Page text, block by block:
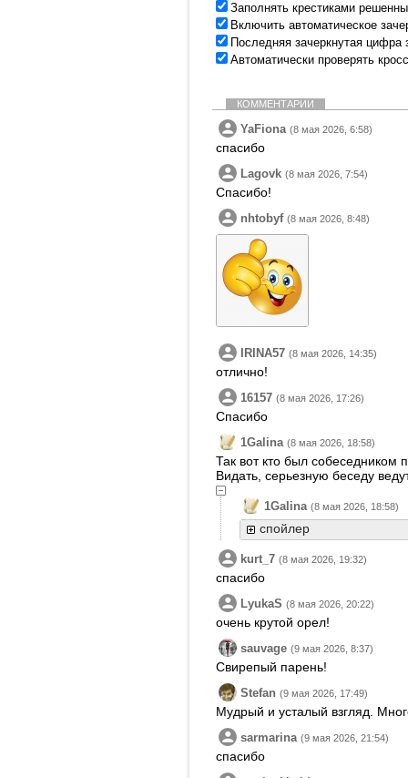
Заполнять крестиками
Включить автоматическое
Последняя зачеркнутая цифра
Автоматически проверять
КОММЕНТАРИИ
YaFiona (8 мая 2026, 6:58)
спасибо
Lagovk (8 мая 2026, 7:54)
Спасибо!
nhtobyf (8 мая 2026, 8:48)
IRINA57 (8 мая 2026, 14:35)
отлично!
16157 (8 мая 2026, 17:26)
Спасибо
1Galina (8 мая 2026, 18:58)
Так вот кто был собеседником
Видать, серьезную беседу
1Galina (8 мая 2026, 18:58)
спойлер
kurt_7 (8 мая 2026, 19:32)
спасибо
LyukaS (8 мая 2026, 20:22)
очень крутой орел!
sauvage (9 мая 2026, 8:37)
Свирепый парень!
Stefan (9 мая 2026, 17:49)
Мудрый и усталый взгляд.
sarmarina (9 мая 2026, 21:54)
спасибо